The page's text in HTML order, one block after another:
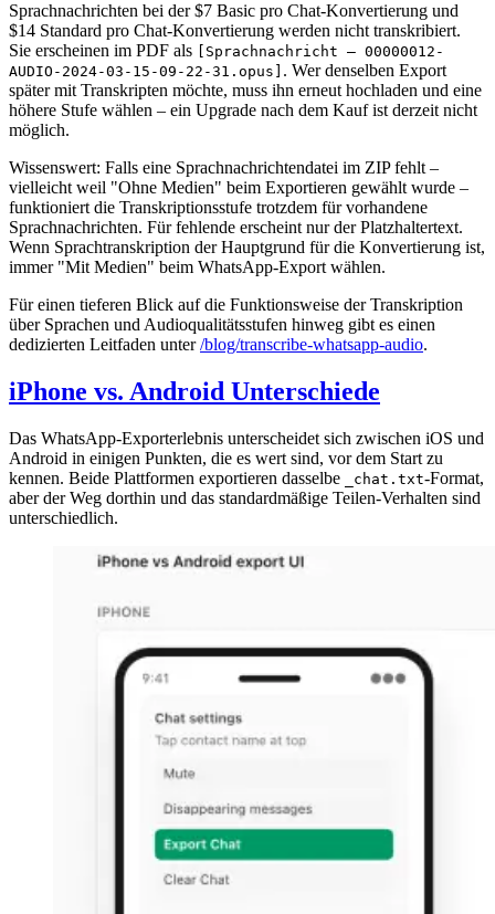
Sprachnachrichten bei der $7 Basic pro Chat-Konvertierung und
$14 Standard pro Chat-Konvertierung werden nicht transkribiert.
Sie erscheinen im PDF als
[Sprachnachricht – 00000012-
AUDIO-2024-03-15-09-22-31.opus] . Wer denselben Export
später mit Transkripten möchte, muss ihn erneut hochladen und eine
höhere Stufe wählen – ein Upgrade nach dem Kauf ist derzeit nicht
möglich.
Wissenswert: Falls eine Sprachnachrichtendatei im ZIP fehlt –
vielleicht weil "Ohne Medien" beim Exportieren gewählt wurde –
funktioniert die Transkriptionsstufe trotzdem für vorhandene
Sprachnachrichten. Für fehlende erscheint nur der Platzhaltertext.
Wenn Sprachtranskription der Hauptgrund für die Konvertierung ist,
immer "Mit Medien" beim WhatsApp-Export wählen.
Für einen tieferen Blick auf die Funktionsweise der Transkription
über Sprachen und Audioqualitätsstufen hinweg gibt es einen
dedizierten Leitfaden unter/blog/transcribe-whatsapp-audio.
iPhone vs. Android Unterschiede
Das WhatsApp-Exporterlebnis unterscheidet sich zwischen iOS und
Android in einigen Punkten, die es wert sind, vor dem Start zu
kennen. Beide Plattformen exportieren dasselbe
_chat.txt-Format,
aber der Weg dorthin und das standardmäßige Teilen-Verhalten sind
unterschiedlich.